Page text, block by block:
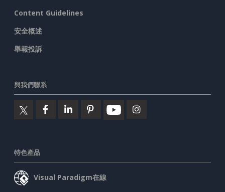
Content Guidelines
安全概述
舉報投訴
與我們聯系
特色產品
Visual Paradigm在線